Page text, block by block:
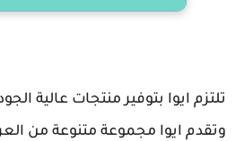
تلتزم ايوا بتوفير منتجات عالية
وتقدم ايوا مجموعة متنوعة من